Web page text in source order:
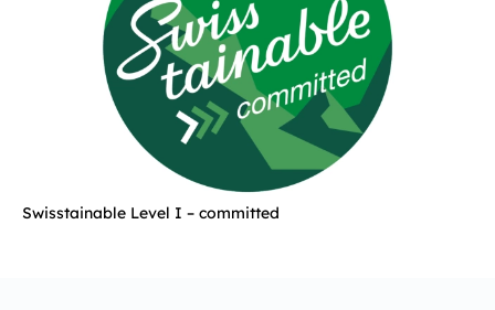
Swisstainable Level I – committed